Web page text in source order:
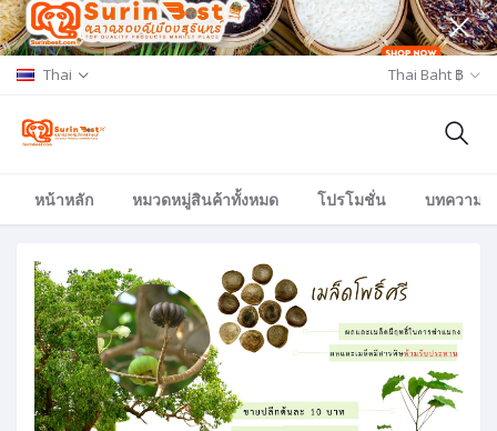
Thai Thai Baht ฿
หน้าหลัก หมวดหมู่สินค้าทั้งหมด โปรโมชั่น บทความ/